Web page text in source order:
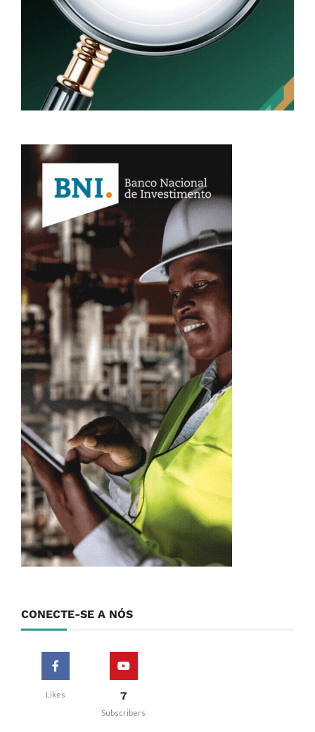
CONECTE-SE A NÓS
Likes 7
Subscribers